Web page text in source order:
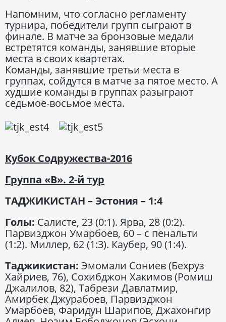
Напомним, что согласно регламенту
турнира, победители групп сыграют в
финале. В матче за бронзовые медали
встретятся команды, занявшие вторые
места в своих квартетах.
Команды, занявшие третьи места в
группах, сойдутся в матче за пятое место. А
худшие команды в группах разыграют
седьмое-восьмое места.
Кубок Содружества-2016
Группа «В». 2-й тур
ТАДЖИКИСТАН – Эстония – 1:4
Голы: Салисте, 23 (0:1). Ярва, 28 (0:2).
Парвизджон Умарбоев, 60 – с пенальти
(1:2). Миллер, 62 (1:3). Каубер, 90 (1:4).
Таджикистан: Эмомали Сониев (Бехруз
Хайриев, 76), Сохибджон Хакимов (Ромиш
Джалилов, 82), Табрези Давлатмир,
Амирбек Джурабоев, Парвизджон
Умарбоев, Фаридун Шарипов, Джахонгир